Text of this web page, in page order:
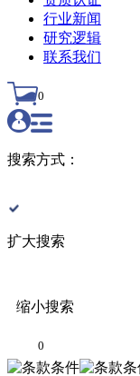
行业新闻
研究逻辑
联系我们
0
搜索方式：
扩大搜索
缩小搜索
0